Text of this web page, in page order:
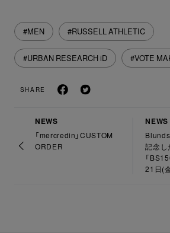
#MEN #RUSSELL ATHLETIC
#URBAN RESEARCH iD #VOTE
SHARE
NEWS
「mercredin」CUSTOM
ORDER
NEWS
記念し
「
21日(